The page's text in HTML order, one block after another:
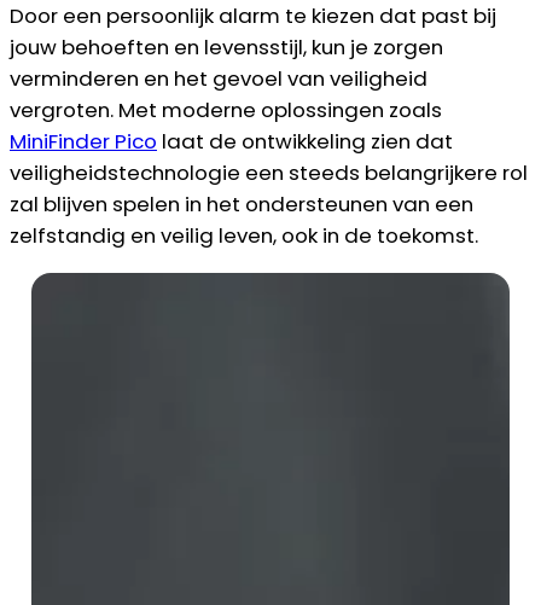
Door een persoonlijk alarm te kiezen dat past bij
jouw behoeften en levensstijl, kun je zorgen
verminderen en het gevoel van veiligheid
vergroten. Met moderne oplossingen zoals
MiniFinder Pico laat de ontwikkeling zien dat
veiligheidstechnologie een steeds belangrijkere rol
zal blijven spelen in het ondersteunen van een
zelfstandig en veilig leven, ook in de toekomst.